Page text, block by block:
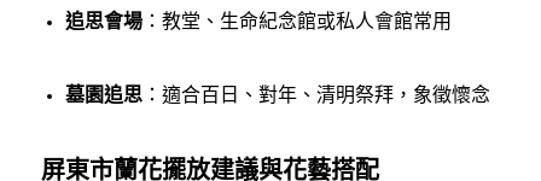
追思會場：教堂、生命紀念館或私人會館常用
墓園追思：適合百日、對年、清明祭拜，象徵懷念
屏東市蘭花擺放建議與花藝搭配